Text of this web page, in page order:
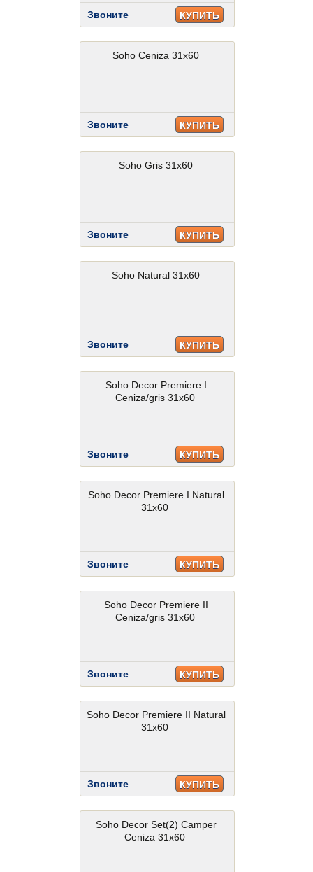
Звоните КУПИТЬ
Soho Ceniza 31x60
Звоните КУПИТЬ
Soho Gris 31x60
Звоните КУПИТЬ
Soho Natural 31x60
Звоните КУПИТЬ
Soho Decor Premiere I
Ceniza/gris 31x60
Звоните КУПИТЬ
Soho Decor Premiere I Natural
31x60
Звоните КУПИТЬ
Soho Decor Premiere II
Ceniza/gris 31x60
Звоните КУПИТЬ
Soho Decor Premiere II Natural
31x60
Звоните КУПИТЬ
Soho Decor Set(2) Camper
Ceniza 31x60